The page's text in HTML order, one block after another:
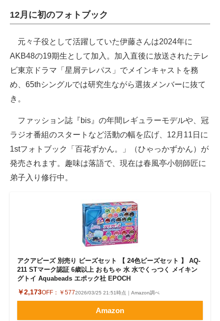
12月に初のフォトブック
元々子役として活躍していた伊藤さんは2024年に
AKB48の19期生として加入。加入直後に放送されたテレ
ビ東京ドラマ「星屑テレパス」でメインキャストを務
め、65thシングルでは研究生ながら選抜メンバーに抜て
き。
ファッション誌『bis』の年間レギュラーモデルや、冠
ラジオ番組のスタートなど活動の幅を広げ、12月11日に
1stフォトブック「百花ずかん。」（ひゃっかずかん）が
発売されます。趣味は落語で、現在は春風亭小朝師匠に
弟子入り修行中。
アクアビーズ 別売り ビーズセット 【 24色ビーズセット 】 AQ-
211 STマーク認証 6歳以上 おもちゃ 水 水でくっつく メイキン
グトイ Aquabeads エポック社 EPOCH
￥2,173OFF： ￥5772026/03/25 21:51時点｜Amazon調べ
Amazon